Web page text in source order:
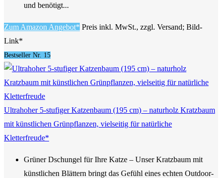
und benötigt...
Zum Amazon Angebot* Preis inkl. MwSt., zzgl. Versand; Bild-
Link*
Bestseller Nr. 15
Ultrahoher 5-stufiger Katzenbaum (195 cm) – naturholz Kratzbaum
mit künstlichen Grünpflanzen, vielseitig für natürliche
Kletterfreude*
Grüner Dschungel für Ihre Katze – Unser Kratzbaum mit
künstlichen Blättern bringt das Gefühl eines echten Outdoor-